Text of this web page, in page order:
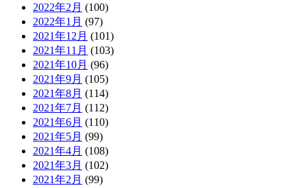
2022年2月 (100)
2022年1月 (97)
2021年12月 (101)
2021年11月 (103)
2021年10月 (96)
2021年9月 (105)
2021年8月 (114)
2021年7月 (112)
2021年6月 (110)
2021年5月 (99)
2021年4月 (108)
2021年3月 (102)
2021年2月 (99)